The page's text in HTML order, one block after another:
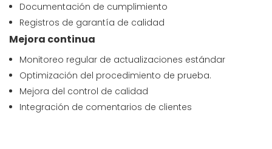
Documentación de cumplimiento
Registros de garantía de calidad
Mejora continua
Monitoreo regular de actualizaciones estándar
Optimización del procedimiento de prueba.
Mejora del control de calidad
Integración de comentarios de clientes